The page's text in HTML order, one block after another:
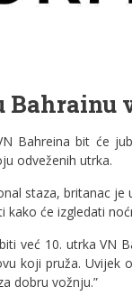
Bahrainu
Bahreina bit će
odveženih utrka.
staza, britanac
kako će izgledati
već 10. utrka VN
koji pruža.
dobru vožnju.”